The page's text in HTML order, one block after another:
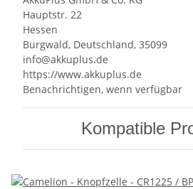
Hauptstr. 22
Hessen
Burgwald, Deutschland, 35099
info@akkuplus.de
https://www.akkuplus.de
Benachrichtigen, wenn verfügbar
Kompatible